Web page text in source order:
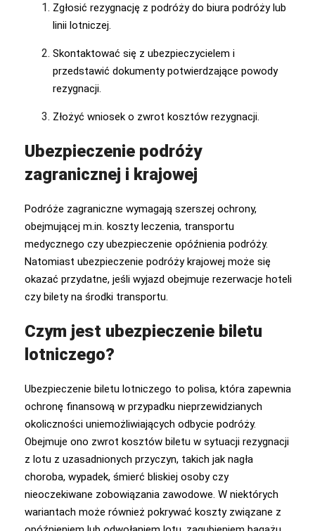
Zgłosić rezygnację z podróży do biura podróży lub
linii lotniczej.
Skontaktować się z ubezpieczycielem i
przedstawić dokumenty potwierdzające powody
rezygnacji.
Złożyć wniosek o zwrot kosztów rezygnacji.
Ubezpieczenie podróży
zagranicznej i krajowej
Podróże zagraniczne wymagają szerszej ochrony,
obejmującej m.in. koszty leczenia, transportu
medycznego czy ubezpieczenie opóźnienia podróży.
Natomiast ubezpieczenie podróży krajowej może się
okazać przydatne, jeśli wyjazd obejmuje rezerwacje hoteli
czy bilety na środki transportu.
Czym jest ubezpieczenie biletu
lotniczego?
Ubezpieczenie biletu lotniczego to polisa, która zapewnia
ochronę finansową w przypadku nieprzewidzianych
okoliczności uniemożliwiających odbycie podróży.
Obejmuje ono zwrot kosztów biletu w sytuacji rezygnacji
z lotu z uzasadnionych przyczyn, takich jak nagła
choroba, wypadek, śmierć bliskiej osoby czy
nieoczekiwane zobowiązania zawodowe. W niektórych
wariantach może również pokrywać koszty związane z